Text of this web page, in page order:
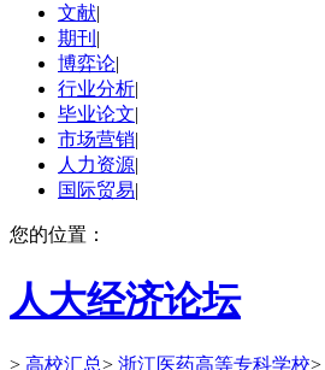
文献|
期刊 |
博弈论|
行业分析|
毕业论文|
市场营销|
人力资源|
国际贸易|
您的位置：
人大经济论坛
> 高校汇总> 浙江医药高等专科学校>